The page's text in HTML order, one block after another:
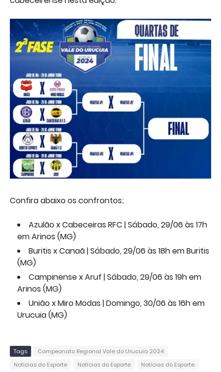
Confira abaixo os confrontos;
Azulão x Cabeceiras RFC | Sábado, 29/06 às 17h
em Arinos (MG)
Buritis x Canaã | Sábado, 29/06 às 18h em Buritis
(MG)
Campinense x Aruf | Sábado, 29/06 às 19h em
Arinos (MG)
União x Miro Modas | Domingo, 30/06 às 16h em
Urucuia (MG)
Tags
Campeonato Regional Vale do Urucuia 2024
Noticias do Esporte
Notícias do Esporte Notícias do Esporte.